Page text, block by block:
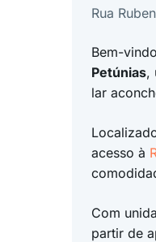
Rua
Bem-
Petúnias,
lar
acesso à
Com
partir de